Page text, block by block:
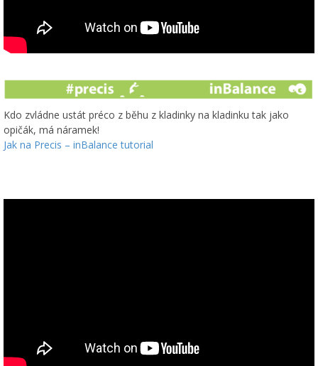
Kdo zvládne ustát préco z běhu z kladinky na kladinku tak jako
opičák, má náramek!
Jak na Precis – inBalance tutorial